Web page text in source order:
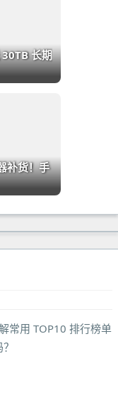
长期
补货！手
常用 TOP10 排行榜单